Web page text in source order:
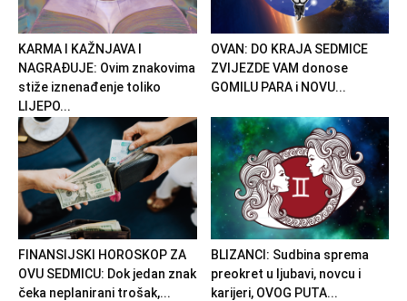
KARMA I KAŽNJAVA I
NAGRAĐUJE: Ovim znakovima
stiže iznenađenje toliko
LIJEPO...
OVAN: DO KRAJA SEDMICE
ZVIJEZDE VAM donose
GOMILU PARA i NOVU...
FINANSIJSKI HOROSKOP ZA
OVU SEDMICU: Dok jedan znak
čeka neplanirani trošak,...
BLIZANCI: Sudbina sprema
preokret u ljubavi, novcu i
karijeri, OVOG PUTA...